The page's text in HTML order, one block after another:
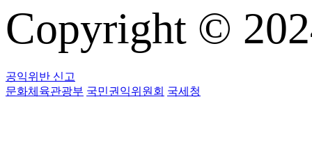
Copyright ©
공익위반 신고
문화체육관광부 국민권익위원회 국세청